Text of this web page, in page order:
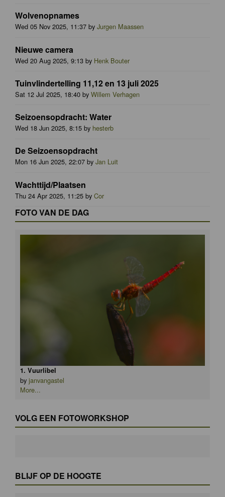
Wolvenopnames
Wed 05 Nov 2025, 11:37 by Jurgen Maassen
Nieuwe camera
Wed 20 Aug 2025, 9:13 by Henk Bouter
Tuinvlindertelling 11,12 en 13 juli 2025
Sat 12 Jul 2025, 18:40 by Willem Verhagen
Seizoensopdracht: Water
Wed 18 Jun 2025, 8:15 by hesterb
De Seizoensopdracht
Mon 16 Jun 2025, 22:07 by Jan Luit
Wachttijd/Plaatsen
Thu 24 Apr 2025, 11:25 by Cor
FOTO VAN DE DAG
1. Vuurlibel
by janvangastel
More...
VOLG EEN FOTOWORKSHOP
BLIJF OP DE HOOGTE